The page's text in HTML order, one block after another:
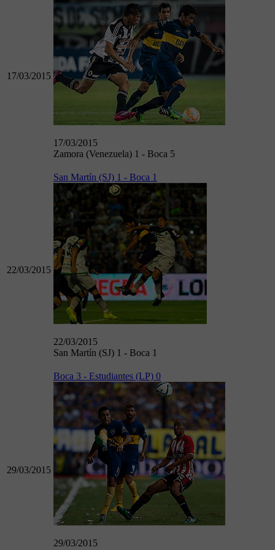
17/03/2015
17/03/2015
Zamora (Venezuela) 1 - Boca 5
22/03/2015
San Martín (SJ) 1 - Boca 1
22/03/2015
San Martín (SJ) 1 - Boca 1
29/03/2015
Boca 3 - Estudiantes (LP) 0
29/03/2015